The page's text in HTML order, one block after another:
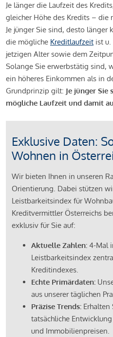
Je länger die Laufzeit des
gleicher Höhe des Kredits – die
Je jünger Sie sind, desto länger
die mögliche Kreditlaufzeit ist
jetzigen Alter sowie dem
Solange Sie erwerbstätig sind,
ein höheres Einkommen als in
Grundprinzip gilt: Je jünger Sie
mögliche Laufzeit und damit
Exklusive Daten:
Wohnen in
Wir bieten Ihnen in unseren
Orientierung. Dabei stützen
Leistbarkeitsindex für
Kreditvermittler Österreichs
exklusiv für Sie auf:
Aktuelle Zahlen: 4-Mal
Leistbarkeitsindex
Kreditindexes.
Echte Primärdaten:
aus unserer täglichen
Präzise Trends:
tatsächliche
und Immobilienpreisen.